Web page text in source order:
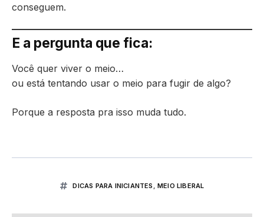
conseguem.
E a pergunta que fica:
Você quer viver o meio…
ou está tentando usar o meio para fugir de algo?
Porque a resposta pra isso muda tudo.
DICAS PARA INICIANTES ,MEIO LIBERAL